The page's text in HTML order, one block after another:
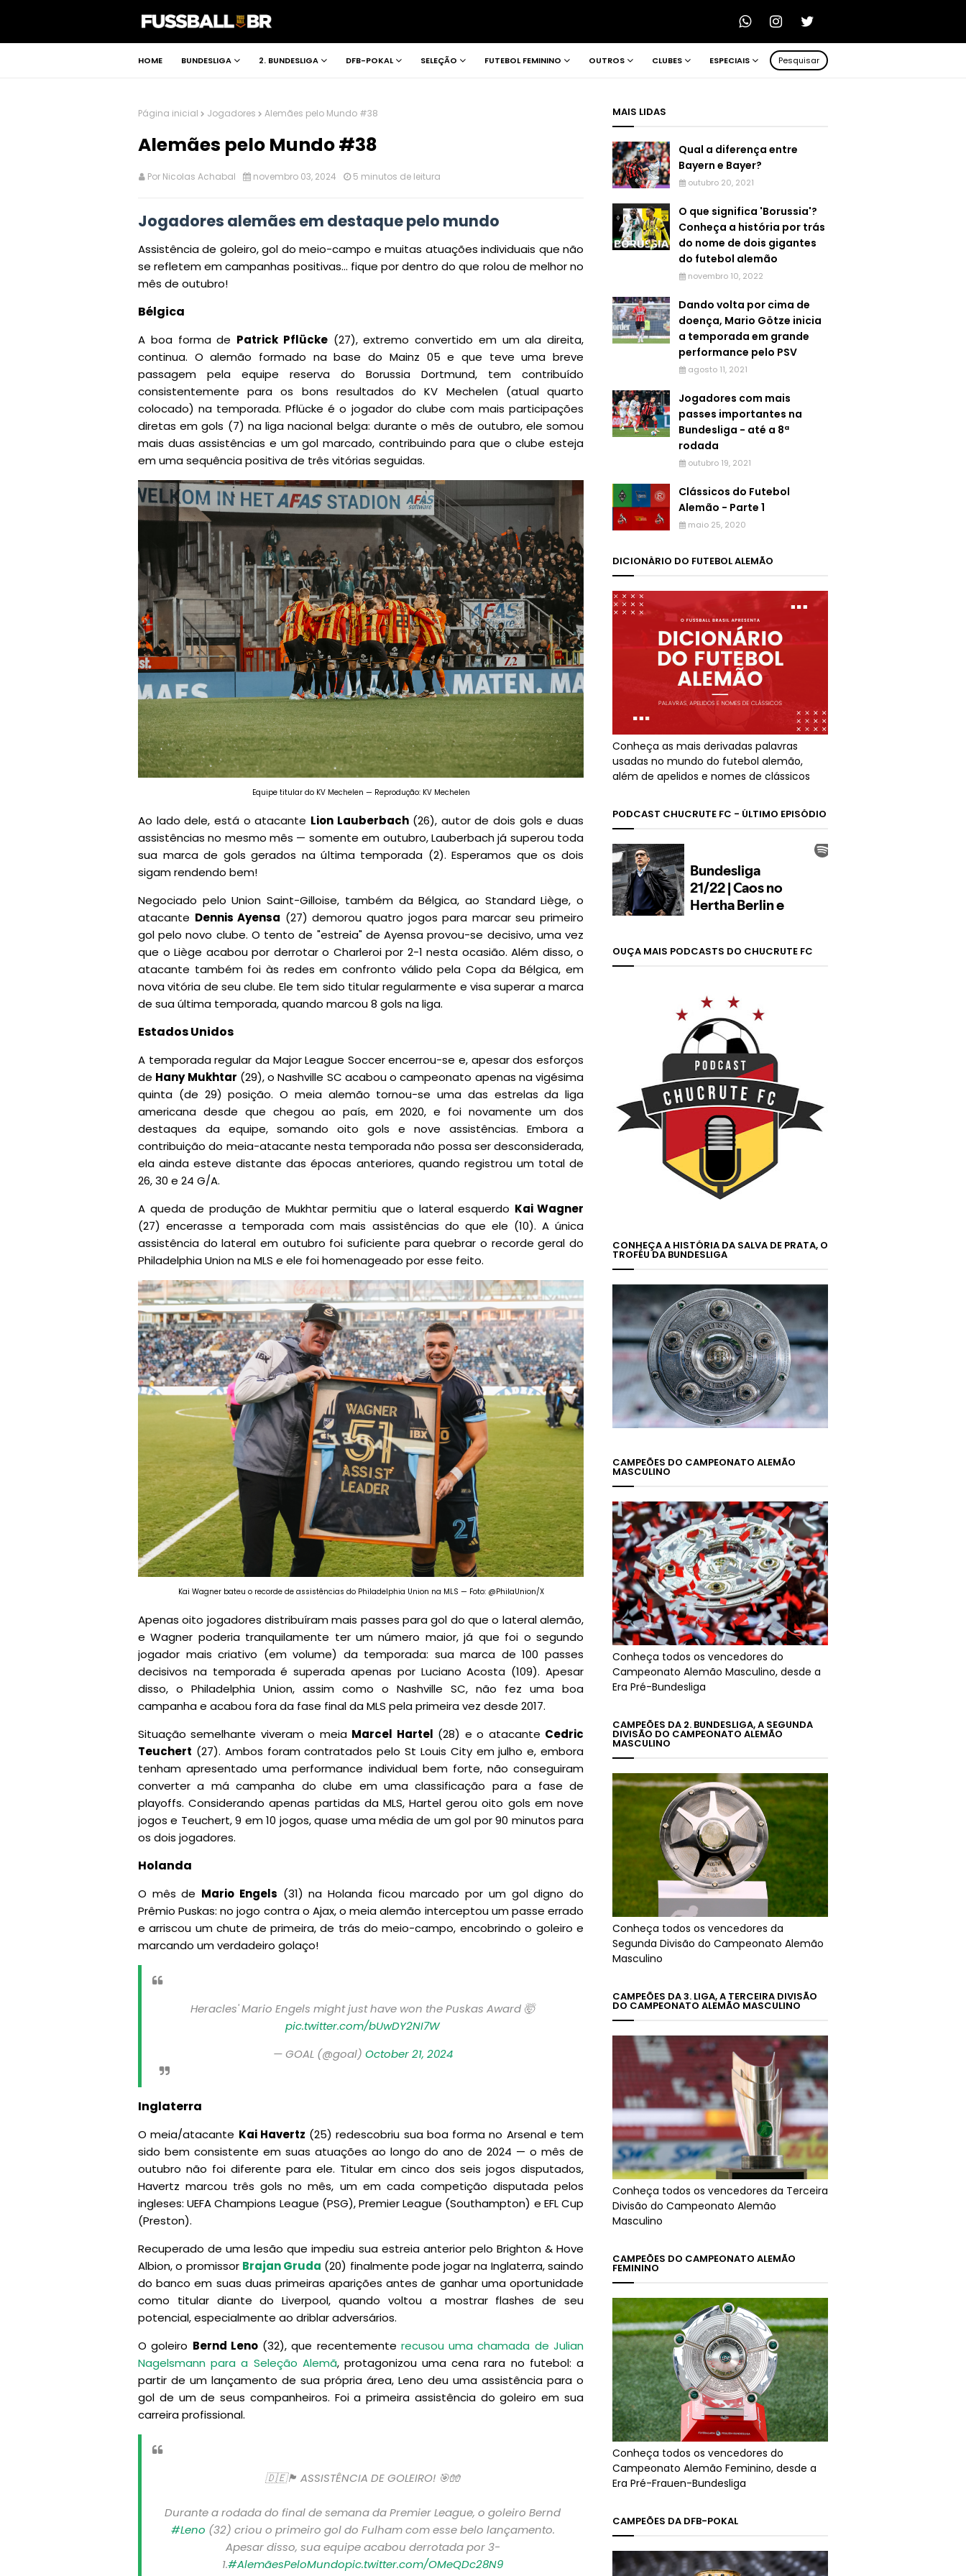
HOME BUNDESLIGA 2. BUNDESLIGA DFB-POKAL SELEÇÃO FUTEBOL FEMININO OUTROS CLUBES ESPECIAIS Pesquisar
Página inicial Jogadores Alemães pelo Mundo #38
Alemães pelo Mundo #38
Por Nicolas Achabal novembro 03, 2024 5 minutos de leitura
Jogadores alemães em destaque pelo mundo
Assistência de goleiro, gol do meio-campo e muitas atuações individuais que não
se refletem em campanhas positivas... fique por dentro do que rolou de melhor no
mês de outubro!
Bélgica
A boa forma de Patrick Pflücke(27), extremo convertido em um ala direita,
continua. O alemão formado na base do Mainz 05 e que teve uma breve
passagem pela equipe reserva do Borussia Dortmund, tem contribuído
consistentemente para os bons resultados do KV Mechelen (atual quarto
colocado) na temporada. Pflücke é o jogador do clube com mais participações
diretas em gols (7) na liga nacional belga: durante o mês de outubro, ele somou
mais duas assistências e um gol marcado, contribuindo para que o clube esteja
em uma sequência positiva de três vitórias seguidas.
Equipe titular do KV Mechelen — Reprodução: KV Mechelen
Ao lado dele, está o atacante Lion Lauberbach(26), autor de dois gols e duas
assistências no mesmo mês — somente em outubro, Lauberbach já superou toda
sua marca de gols gerados na última temporada (2). Esperamos que os dois
sigam rendendo bem!
Negociado pelo Union Saint-Gilloise, também da Bélgica, ao Standard Liège, o
atacante Dennis Ayensa (27) demorou quatro jogos para marcar seu primeiro
gol pelo novo clube. O tento de "estreia" de Ayensa provou-se decisivo, uma vez
que o Liège acabou por derrotar o Charleroi por 2-1 nesta ocasião. Além disso, o
atacante também foi às redes em confronto válido pela Copa da Bélgica, em
nova vitória de seu clube. Ele tem sido titular regularmente e visa superar a marca
de sua última temporada, quando marcou 8 gols na liga.
Estados Unidos
A temporada regular da Major League Soccer encerrou-se e, apesar dos esforços
de Hany Mukhtar (29), o Nashville SC acabou o campeonato apenas na vigésima
quinta (de 29) posição. O meia alemão tornou-se uma das estrelas da liga
americana desde que chegou ao país, em 2020, e foi novamente um dos
destaques da equipe, somando oito gols e nove assistências. Embora a
contribuição do meia-atacante nesta temporada não possa ser desconsiderada,
ela ainda esteve distante das épocas anteriores, quando registrou um total de
26, 30 e 24 G/A.
A queda de produção de Mukhtar permitiu que o lateral esquerdo Kai Wagner
(27) encerasse a temporada com mais assistências do que ele (10). A única
assistência do lateral em outubro foi suficiente para quebrar o recorde geral do
Philadelphia Union na MLS e ele foi homenageado por esse feito.
Kai Wagner bateu o recorde de assistências do Philadelphia Union na MLS — Foto: @PhilaUnion/X
Apenas oito jogadores distribuíram mais passes para gol do que o lateral alemão,
e Wagner poderia tranquilamente ter um número maior, já que foi o segundo
jogador mais criativo (em volume) da temporada: sua marca de 100 passes
decisivos na temporada é superada apenas por Luciano Acosta (109). Apesar
disso, o Philadelphia Union, assim como o Nashville SC, não fez uma boa
campanha e acabou fora da fase final da MLS pela primeira vez desde 2017.
Situação semelhante viveram o meia Marcel Hartel (28) e o atacante Cedric
Teuchert (27). Ambos foram contratados pelo St Louis City em julho e, embora
tenham apresentado uma performance individual bem forte, não conseguiram
converter a má campanha do clube em uma classificação para a fase de
playoffs. Considerando apenas partidas da MLS, Hartel gerou oito gols em nove
jogos e Teuchert, 9 em 10 jogos, quase uma média de um gol por 90 minutos para
os dois jogadores.
Holanda
O mês de Mario Engels (31) na Holanda ficou marcado por um gol digno do
Prêmio Puskas: no jogo contra o Ajax, o meia alemão interceptou um passe errado
e arriscou um chute de primeira, de trás do meio-campo, encobrindo o goleiro e
marcando um verdadeiro golaço!
Heracles' Mario Engels might just have won the Puskas Award 🤯
pic.twitter.com/bUwDY2NI7W
— GOAL (@goal) October 21, 2024
Inglaterra
O meia/atacante Kai Havertz (25) redescobriu sua boa forma no Arsenal e tem
sido bem consistente em suas atuações ao longo do ano de 2024 — o mês de
outubro não foi diferente para ele. Titular em cinco dos seis jogos disputados,
Havertz marcou três gols no mês, um em cada competição disputada pelos
ingleses: UEFA Champions League (PSG), Premier League (Southampton) e EFL Cup
(Preston).
Recuperado de uma lesão que impediu sua estreia anterior pelo Brighton & Hove
Albion, o promissor Brajan Gruda (20) finalmente pode jogar na Inglaterra, saindo
do banco em suas duas primeiras aparições antes de ganhar uma oportunidade
como titular diante do Liverpool, quando voltou a mostrar flashes de seu
potencial, especialmente ao driblar adversários.
O goleiro Bernd Leno(32), que recentemente recusou uma chamada de Julian
Nagelsmann para a Seleção Alemã, protagonizou uma cena rara no futebol: a
partir de um lançamento de sua própria área, Leno deu uma assistência para o
gol de um de seus companheiros. Foi a primeira assistência do goleiro em sua
carreira profissional.
🇩🇪🏴󠁧󠁢󠁥󠁮󠁧󠁿 ASSISTÊNCIA DE GOLEIRO! 🎯🧤
Durante a rodada do final de semana da Premier League, o goleiro Bernd
#Leno (32) criou o primeiro gol do Fulham com esse belo lançamento.
Apesar disso, sua equipe acabou derrotada por 3-
1.#AlemãesPeloMundopic.twitter.com/OMeQDc28N9
MAIS LIDAS
Qual a diferença entre
Bayern e Bayer?
outubro 20, 2021
O que significa 'Borussia'?
Conheça a história por trás
do nome de dois gigantes
do futebol alemão
novembro 10, 2022
Dando volta por cima de
doença, Mario Götze inicia
a temporada em grande
performance pelo PSV
agosto 11, 2021
Jogadores com mais
passes importantes na
Bundesliga - até a 8ª
rodada
outubro 19, 2021
Clássicos do Futebol
Alemão - Parte 1
maio 25, 2020
DICIONÁRIO DO FUTEBOL ALEMÃO
Conheça as mais derivadas palavras
usadas no mundo do futebol alemão,
além de apelidos e nomes de clássicos
PODCAST CHUCRUTE FC - ÚLTIMO EPISÓDIO
OUÇA MAIS PODCASTS DO CHUCRUTE FC
CONHEÇA A HISTÓRIA DA SALVA DE PRATA, O
TROFÉU DA BUNDESLIGA
CAMPEÕES DO CAMPEONATO ALEMÃO
MASCULINO
Conheça todos os vencedores do
Campeonato Alemão Masculino, desde a
Era Pré-Bundesliga
CAMPEÕES DA 2. BUNDESLIGA, A SEGUNDA
DIVISÃO DO CAMPEONATO ALEMÃO
MASCULINO
Conheça todos os vencedores da
Segunda Divisão do Campeonato Alemão
Masculino
CAMPEÕES DA 3. LIGA, A TERCEIRA DIVISÃO
DO CAMPEONATO ALEMÃO MASCULINO
Conheça todos os vencedores da Terceira
Divisão do Campeonato Alemão
Masculino
CAMPEÕES DO CAMPEONATO ALEMÃO
FEMININO
Conheça todos os vencedores do
Campeonato Alemão Feminino, desde a
Era Pré-Frauen-Bundesliga
CAMPEÕES DA DFB-POKAL